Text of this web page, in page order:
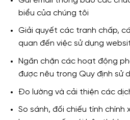
biểu của chúng tôi
Giải quyết các tranh chấp,
quan đến việc sử dụng
Ngăn chặn các hoạt động
được nêu trong Quy định sử
Đo lường và cải thiện các
So sánh, đối chiếu tính chính